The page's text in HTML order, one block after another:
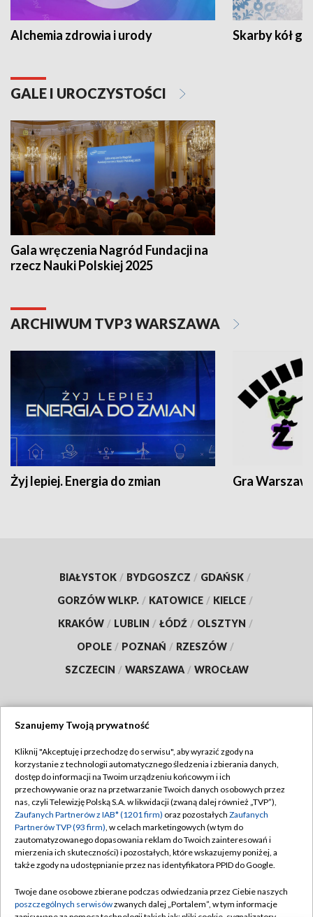
Alchemia zdrowia i urody Skarby kół
GALE I UROCZYSTOŚCI
Gala wręczenia Nagród Fundacji na
rzecz Nauki Polskiej 2025
ARCHIWUM TVP3 WARSZAWA
Żyj lepiej. Energia do zmian Gra
BIAŁYSTOK / BYDGOSZCZ / GDAŃSK /
GORZÓW WLKP. / KATOWICE / KIELCE /
KRAKÓW / LUBLIN / ŁÓDŹ / OLSZTYN /
OPOLE / POZNAŃ / RZESZÓW /
SZCZECIN / WARSZAWA / WROCŁAW
TVP
Abonament TVP
Emisja w TVP
Centrum informacji TVP
Naziemna Telewizja Cyfrowa
Rada Programowa
Regulamin TVP
Polityka prywatności
Moje zgody
Pomoc
Kontakt
Szanujemy Twoją prywatność
Kliknij "Akceptuję i przechodzę do serwisu", aby wyrazić zgody na
korzystanie z technologii automatycznego śledzenia i zbierania danych,
dostęp do informacji na Twoim urządzeniu końcowym i ich
przechowywanie oraz na przetwarzanie Twoich danych osobowych przez
nas, czyli Telewizję Polską S.A. w likwidacji (zwaną dalej również „TVP”),
Zaufanych Partnerów z IAB* (1201 firm) oraz pozostałych Zaufanych
Partnerów TVP (93 firm), w celach marketingowych (w tym do
zautomatyzowanego dopasowania reklam do Twoich zainteresowań i
mierzenia ich skuteczności) i pozostałych, które wskazujemy poniżej, a
także zgody na udostępnianie przez nas identyfikatora PPID do Google.
Twoje dane osobowe zbierane podczas odwiedzania przez Ciebie naszych
poszczególnych serwisówzwanych dalej „Portalem”, w tym informacje